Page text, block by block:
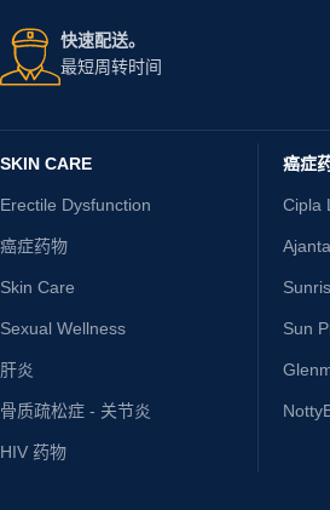
快速配送。
最短周转时间
SKIN CARE
Erectile Dysfunction
癌症药物
Skin Care
Sexual Wellness
肝炎
骨质疏松症 - 关节炎
HIV 药物
癌症
Cipla
Sun